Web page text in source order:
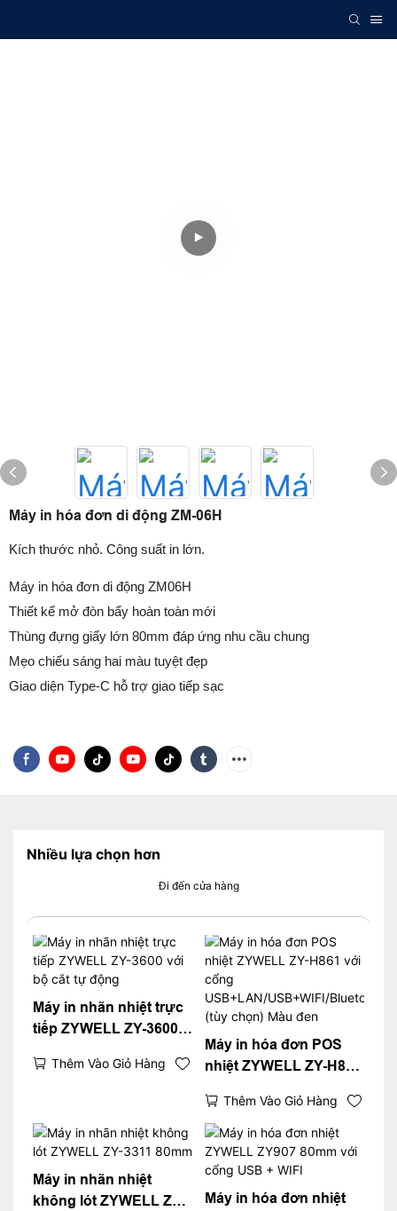
Máy in hóa đơn di động ZM-06H
Kích thước nhỏ. Công suất in lớn.
Máy in hóa đơn di động ZM06H
Thiết kế mở đòn bẩy hoàn toàn mới
Thùng đựng giấy lớn 80mm đáp ứng nhu cầu chung
Mẹo chiếu sáng hai màu tuyệt đẹp
Giao diện Type-C hỗ trợ giao tiếp sạc
Nhiều lựa chọn hơn
Đi đến cửa hàng
Máy in nhãn nhiệt trực
tiếp ZYWELL ZY-3600
Thêm Vào Giỏ Hàng
Máy in hóa đơn POS
nhiệt ZYWELL ZY-H861
USB+LAN/USB+WIFI/Bl
uetooth (tùy chọn) Màu
đen
Thêm Vào Giỏ Hàng
Máy in nhãn nhiệt
không lót ZYWELL ZY-
Máy in hóa đơn nhiệt